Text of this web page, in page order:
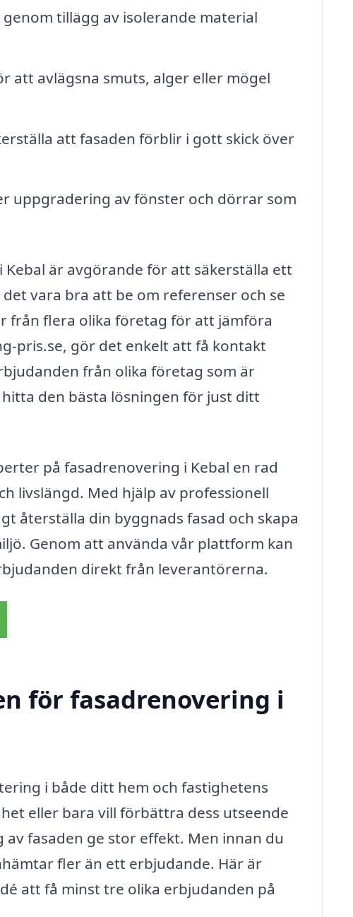
tillägg av isolerande material
att avlägsna smuts, alger eller mögel
att fasaden förblir i gott skick över
uppgradering av fönster och dörrar som
är avgörande för att säkerställa ett
vara bra att be om referenser och se
från flera olika företag för att jämföra
pris.se, gör det enkelt att få kontakt
från olika företag som är
den bästa lösningen för just ditt
på fasadrenovering i Kebal en rad
livslängd. Med hjälp av professionell
återställa din byggnads fasad och skapa
Genom att använda vår plattform kan
direkt från leverantörerna.
för fasadrenovering i
i både ditt hem och fastighetens
eller bara vill förbättra dess utseende
fasaden ge stor effekt. Men innan du
fler än ett erbjudande. Här är
att få minst tre olika erbjudanden på